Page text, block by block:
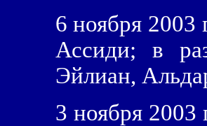
6 ноября 2003
Ассиди; в
Эйлиан,
3 ноября